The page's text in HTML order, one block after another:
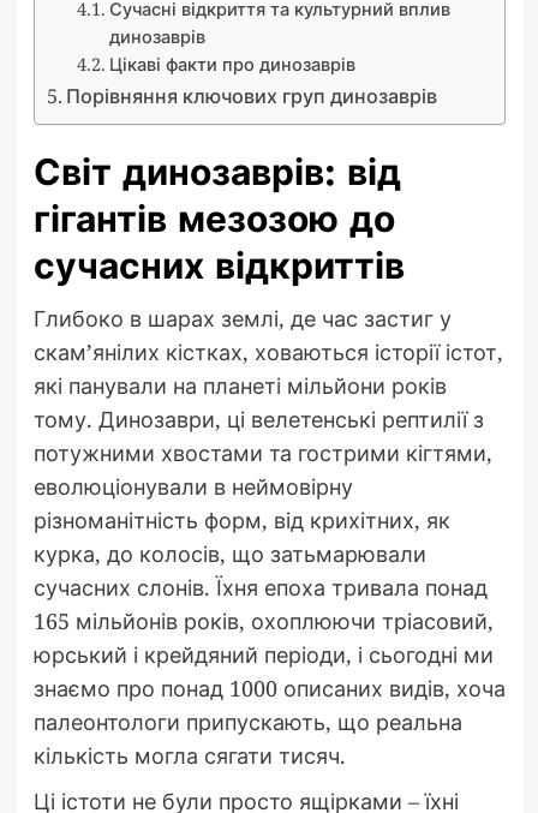
Сучасні відкриття та культурний вплив
динозаврів
Цікаві факти про динозаврів
Порівняння ключових груп динозаврів
Світ динозаврів: від
гігантів мезозою до
сучасних відкриттів
Глибоко в шарах землі, де час застиг у
скам’янілих кістках, ховаються історії істот,
які панували на планеті мільйони років
тому. Динозаври, ці велетенські рептилії з
потужними хвостами та гострими кігтями,
еволюціонували в неймовірну
різноманітність форм, від крихітних, як
курка, до колосів, що затьмарювали
сучасних слонів. Їхня епоха тривала понад
165 мільйонів років, охоплюючи тріасовий,
юрський і крейдяний періоди, і сьогодні ми
знаємо про понад 1000 описаних видів, хоча
палеонтологи припускають, що реальна
кількість могла сягати тисяч.
Ці істоти не були просто ящірками – їхні